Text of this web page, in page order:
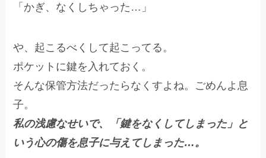
「かぎ、なくしちゃった…」
や、起こるべくして起こってる。
ポケットに鍵を入れておく。
そんな保管方法だったらなくすよね。ごめんよ息
子。
私の浅慮なせいで、「鍵をなくしてしまった」と
いう心の傷を息子に与えてしまった…。